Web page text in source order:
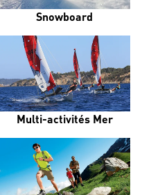
Snowboard
Multi-activités Mer